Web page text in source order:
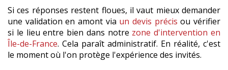
Si ces réponses restent floues, il vaut mieux demander
une validation en amont via un devis précis ou vérifier
si le lieu entre bien dans notre zone d'intervention en
Île-de-France. Cela paraît administratif. En réalité, c'est
le moment où l'on protège l'expérience des invités.